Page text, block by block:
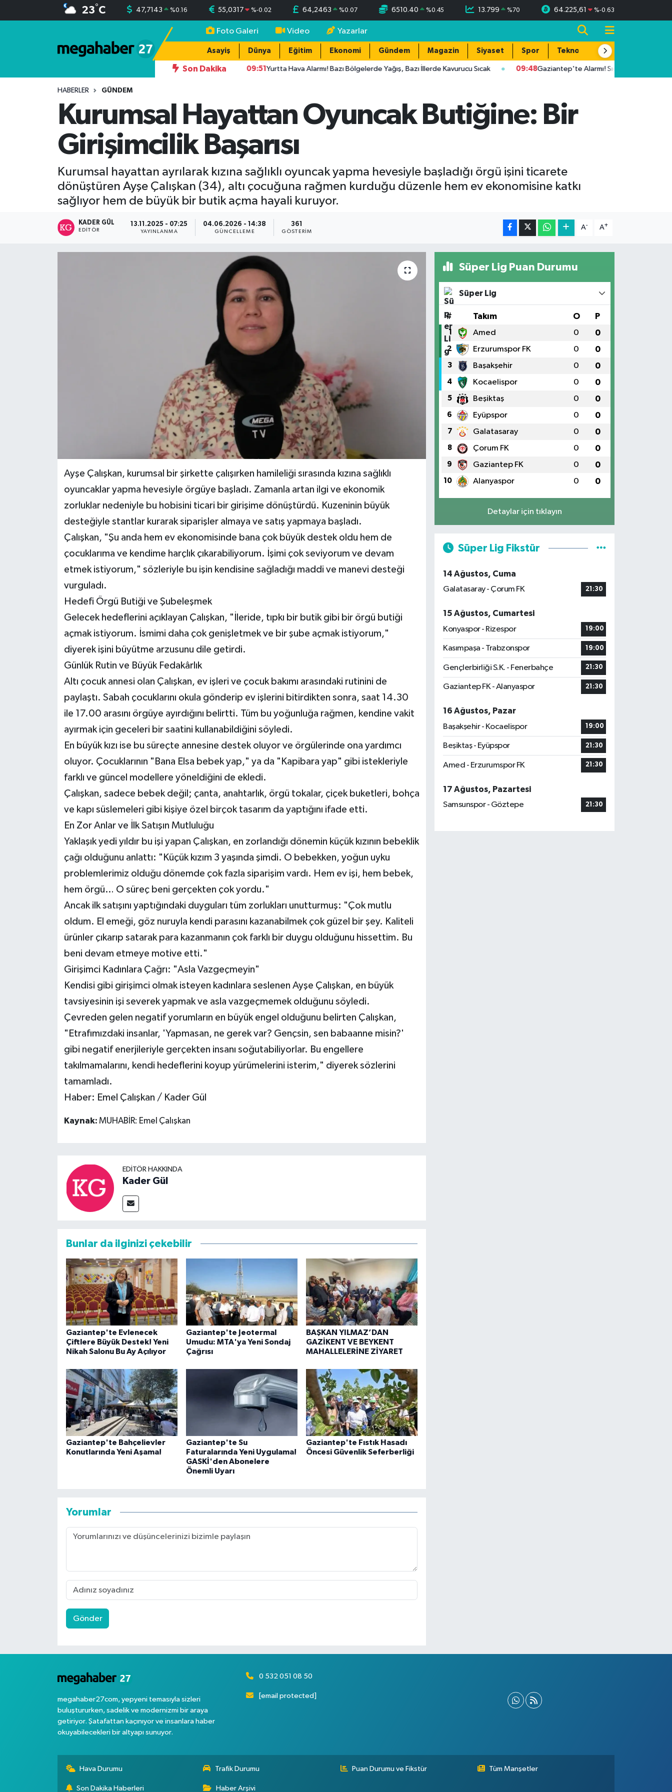
23°C 47,7143 %0.16 55,0317 %-0.02 64,2463 %0.07 6510.40 %0.45 13.799 %70 64.225,61 %-0.63
Foto Galeri Video Yazarlar
Asayiş Dünya Eğitim Ekonomi Gündem Magazin Siyaset Spor Teknoloji
Son Dakika
YAZDIĞI 242 OYDAN 174 OYLA İLÇE BAŞKANI OLUYOR 09:51Yurtta Hava Alarmı! Bazı Bölgelerde Yağış, Bazı İllerde Kavurucu Sıcak 09:48Gaziantep'te Alarmı! Sıcaklık 39 Dereceye
HABERLER GÜNDEM
Kurumsal Hayattan Oyuncak Butiğine: Bir
Girişimcilik Başarısı
Kurumsal hayattan ayrılarak kızına sağlıklı oyuncak yapma hevesiyle başladığı örgü işini ticarete
dönüştüren Ayşe Çalışkan (34), altı çocuğuna rağmen kurduğu düzenle hem ev ekonomisine katkı
sağlıyor hem de büyük bir butik açma hayali kuruyor.
KADER GÜL
EDITÖR
13.11.2025 - 07:25
YAYINLANMA
04.06.2026 - 14:38
GÜNCELLEME
361
GÖSTERIM
A- A+
Ayşe Çalışkan, kurumsal bir şirkette çalışırken hamileliği sırasında kızına sağlıklı
oyuncaklar yapma hevesiyle örgüye başladı. Zamanla artan ilgi ve ekonomik
zorluklar nedeniyle bu hobisini ticari bir girişime dönüştürdü. Kuzeninin büyük
desteğiyle stantlar kurarak siparişler almaya ve satış yapmaya başladı.
Çalışkan, "Şu anda hem ev ekonomisinde bana çok büyük destek oldu hem de
çocuklarıma ve kendime harçlık çıkarabiliyorum. İşimi çok seviyorum ve devam
etmek istiyorum," sözleriyle bu işin kendisine sağladığı maddi ve manevi desteği
vurguladı.
Hedefi Örgü Butiği ve Şubeleşmek
Gelecek hedeflerini açıklayan Çalışkan, "İleride, tıpkı bir butik gibi bir örgü butiği
açmak istiyorum. İsmimi daha çok genişletmek ve bir şube açmak istiyorum,"
diyerek işini büyütme arzusunu dile getirdi.
Günlük Rutin ve Büyük Fedakârlık
Altı çocuk annesi olan Çalışkan, ev işleri ve çocuk bakımı arasındaki rutinini de
paylaştı. Sabah çocuklarını okula gönderip ev işlerini bitirdikten sonra, saat 14.30
ile 17.00 arasını örgüye ayırdığını belirtti. Tüm bu yoğunluğa rağmen, kendine vakit
ayırmak için geceleri bir saatini kullanabildiğini söyledi.
En büyük kızı ise bu süreçte annesine destek oluyor ve örgülerinde ona yardımcı
oluyor. Çocuklarının "Bana Elsa bebek yap," ya da "Kapibara yap" gibi istekleriyle
farklı ve güncel modellere yöneldiğini de ekledi.
Çalışkan, sadece bebek değil; çanta, anahtarlık, örgü tokalar, çiçek buketleri, bohça
ve kapı süslemeleri gibi kişiye özel birçok tasarım da yaptığını ifade etti.
En Zor Anlar ve İlk Satışın Mutluluğu
Yaklaşık yedi yıldır bu işi yapan Çalışkan, en zorlandığı dönemin küçük kızının bebeklik
çağı olduğunu anlattı: "Küçük kızım 3 yaşında şimdi. O bebekken, yoğun uyku
problemlerimiz olduğu dönemde çok fazla siparişim vardı. Hem ev işi, hem bebek,
hem örgü… O süreç beni gerçekten çok yordu."
Ancak ilk satışını yaptığındaki duyguları tüm zorlukları unutturmuş: "Çok mutlu
oldum. El emeği, göz nuruyla kendi parasını kazanabilmek çok güzel bir şey. Kaliteli
ürünler çıkarıp satarak para kazanmanın çok farklı bir duygu olduğunu hissettim. Bu
beni devam etmeye motive etti."
Girişimci Kadınlara Çağrı: "Asla Vazgeçmeyin"
Kendisi gibi girişimci olmak isteyen kadınlara seslenen Ayşe Çalışkan, en büyük
tavsiyesinin işi severek yapmak ve asla vazgeçmemek olduğunu söyledi.
Çevreden gelen negatif yorumların en büyük engel olduğunu belirten Çalışkan,
"Etrafımızdaki insanlar, 'Yapmasan, ne gerek var? Gençsin, sen babaanne misin?'
gibi negatif enerjileriyle gerçekten insanı soğutabiliyorlar. Bu engellere
takılmamalarını, kendi hedeflerini koyup yürümelerini isterim," diyerek sözlerini
tamamladı.
Haber: Emel Çalışkan / Kader Gül
Kaynak: MUHABİR: Emel Çalışkan
EDITÖR HAKKINDA
Kader Gül
Bunlar da ilginizi çekebilir
Gaziantep'te Evlenecek
Çiftlere Büyük Destek! Yeni
Nikah Salonu Bu Ay Açılıyor
Gaziantep'te Jeotermal
Umudu: MTA'ya Yeni Sondaj
Çağrısı
BAŞKAN YILMAZ’DAN
GAZİKENT VE BEYKENT
MAHALLELERİNE ZİYARET
Gaziantep'te Bahçelievler
Konutlarında Yeni Aşama!
Gaziantep'te Su
Faturalarında Yeni Uygulama!
GASKİ'den Abonelere
Önemli Uyarı
Gaziantep'te Fıstık Hasadı
Öncesi Güvenlik Seferberliği
Yorumlar
Gönder
Süper Lig Puan Durumu
Süper Lig
# Takım O P
1 Amed 0 0
2 Erzurumspor FK 0 0
3 Başakşehir 0 0
4 Kocaelispor 0 0
5 Beşiktaş 0 0
6 Eyüpspor 0 0
7 Galatasaray 0 0
8 Çorum FK 0 0
9 Gaziantep FK 0 0
10 Alanyaspor 0 0
Detaylar için tıklayın
Süper Lig Fikstür
14 Ağustos, Cuma
Galatasaray - Çorum FK
21:30
15 Ağustos, Cumartesi
Konyaspor - Rizespor
19:00
Kasımpaşa - Trabzonspor 19:00
Gençlerbirliği S.K. - Fenerbahçe 21:30
Gaziantep FK - Alanyaspor 21:30
16 Ağustos, Pazar
Başakşehir - Kocaelispor
19:00
Beşiktaş - Eyüpspor 21:30
Amed - Erzurumspor FK 21:30
17 Ağustos, Pazartesi
Samsunspor - Göztepe
21:30
megahaber27com, yepyeni temasıyla sizleri
buluştururken, sadelik ve modernizmi bir araya
getiriyor. Şatafattan kaçınıyor ve insanlara haber
okuyabilecekleri bir altyapı sunuyor.
0 532 051 08 50
[email protected]
Hava Durumu Trafik Durumu Puan Durumu ve Fikstür Tüm Manşetler
Son Dakika Haberleri Haber Arşivi
Süper Lig Puan Durumu ve Fikstür
Tüm Manşetler
Son Dakika Haberleri
Haber Arşivi